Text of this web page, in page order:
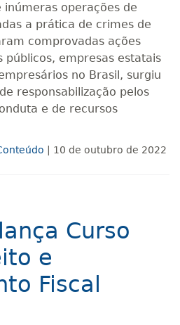
inúmeras operações de
a prática de crimes de
comprovadas ações
públicos, empresas estatais
no Brasil, surgiu
responsabilização pelos
e de recursos
| 10 de outubro de 2022
Curso
e
Fiscal